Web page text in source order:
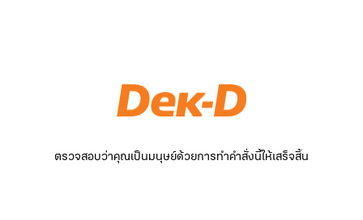
ตรวจสอบว่าคุณเป็นมนุษย์ด้วยการทำคำสั่งนี้ให้เสร็จสิ้น